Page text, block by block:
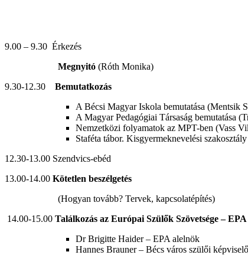
9.00 – 9.30 Érkezés
Megnyitó (Róth Monika)
9.30-12.30 Bemutatkozás
A Bécsi Magyar Iskola bemutatása (Mentsik
A Magyar Pedagógiai Társaság bemutatása
Nemzetközi folyamatok az MPT-ben (Vass
Staféta tábor. Kisgyermeknevelési
12.30-13.00 Szendvics-ebéd
13.00-14.00 Kötetlen beszélgetés
(Hogyan tovább? Tervek, kapcsolatépítés)
14.00-15.00 Találkozás az Európai Szülők Szövetsége – EPA
Dr Brigitte Haider – EPA alelnök
Hannes Brauner – Bécs város szülői